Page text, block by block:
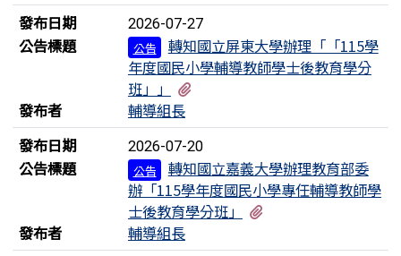
發布日期
2026-07-27
公告標題 公告
轉知國立屏東大學辦理「「115學
年度國民小學輔導教師學士後教育學分
班」」
發布者
輔導組長
發布日期
2026-07-20
公告標題 公告
轉知國立嘉義大學辦理教育部委
辦「115學年度國民小學專任輔導教師學
士後教育學分班」
發布者
輔導組長